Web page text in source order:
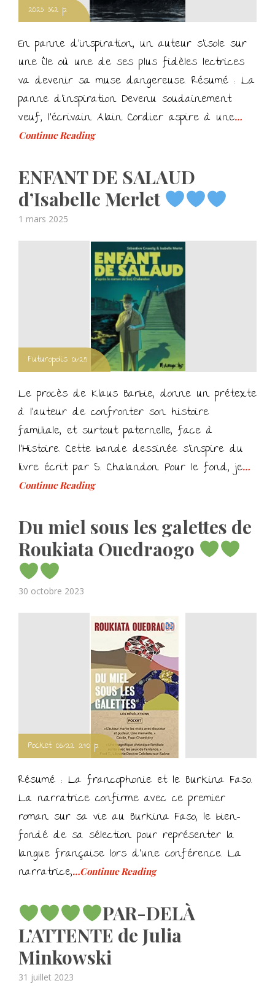
2023 362 p.
En panne d’inspiration, un auteur s’isole sur
une île où une de ses plus fidèles lectrices
va devenir sa muse dangereuse. Résumé : La
panne d’inspiration Devenu soudainement
veuf, l’écrivain Alain Cordier aspire à une…
Continue Reading
ENFANT DE SALAUD
d’Isabelle Merlet
Posted
1 mars 2025
Futuropolis 01/25
Le procès de Klaus Barbie, donne un prétexte
à l’auteur de confronter son histoire
familiale, et surtout paternelle, face à
l’Histoire. Cette bande dessinée s’inspire du
livre écrit par S. Chalandon. Pour le fond, je…
Continue Reading
Du miel sous les galettes de
Roukiata Ouedraogo
Posted
30 octobre 2023
Pocket 03/22 240 p.
Résumé : La francophonie et le Burkina Faso.
La narratrice confirme avec ce premier
roman sur sa vie au Burkina Faso, le bien-
fondé de sa sélection pour représenter la
langue française lors d’une conférence. La
narratrice,…Continue Reading
PAR-DELÀ
L’ATTENTE de Julia
Minkowski
Posted
31 juillet 2023